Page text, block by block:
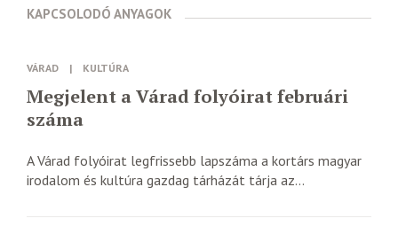
KAPCSOLODÓ ANYAGOK
VÁRAD | KULTÚRA
Megjelent a Várad folyóirat februári
száma
A Várad folyóirat legfrissebb lapszáma a kortárs magyar
irodalom és kultúra gazdag tárházát tárja az...